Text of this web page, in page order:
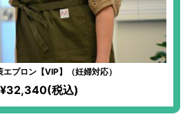
エプロン【VIP】（妊婦対応）
¥32,340(税込)